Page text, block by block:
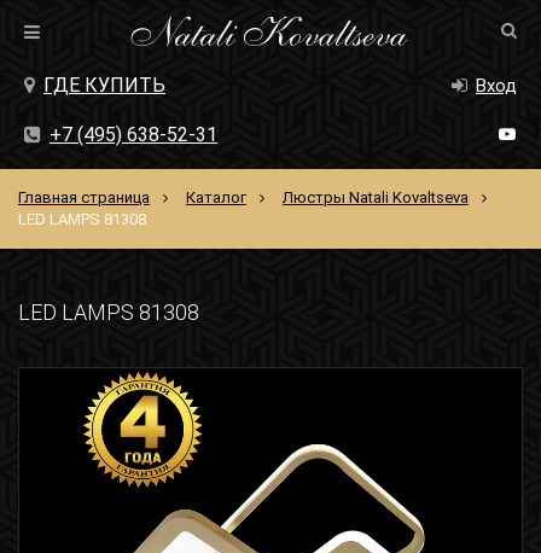
+7 (495) 638-52-31
ГДЕ КУПИТЬ Вход
Главная страница Каталог
Люстры Natali Kovaltseva
LED LAMPS 81308
LED LAMPS 81308